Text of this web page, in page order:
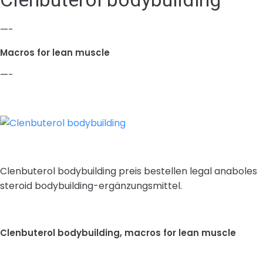
—-
Macros for lean muscle
—-
Clenbuterol bodybuilding preis bestellen legal anaboles
steroid bodybuilding-ergänzungsmittel.
Clenbuterol bodybuilding, macros for lean muscle